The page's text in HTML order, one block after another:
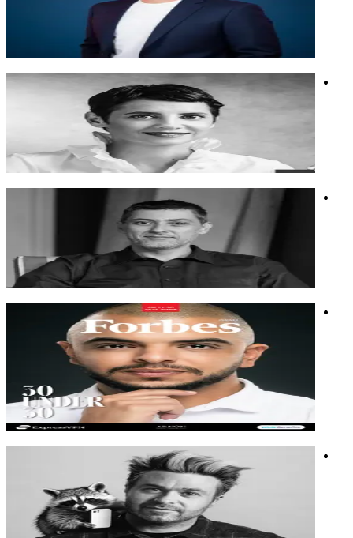
מחלקת שיווק של בן אדם אחד וצבא של סוכני בינה מלאכותית
אוטומציות
ענבל אריאלי
יזמת סדרתית ואשת טכנולוגיה. סופרת, מרצה ומשקיעה.
יזמת סדרתית ואשת טכנולוגיה. סופרת, מרצה ומשקיעה.
יזמותחדשנות
נתי אהרונוביץ'
יזם, יועץ פיננסי ומוביל קהילות. מייסד נינג'ה פיננסית
יזם, יועץ פיננסי ומוביל קהילות. מייסד נינג'ה פיננסית
פיננסיםכסףהשקעות
מוחמד אלעיסאוי
מתכנת ואשף אלגוריתמים, מומחה בהנגשת עולם הבינה
המלאכותית לכולם, ופתרון בעיות מורכבות
מתכנת ואשף אלגוריתמים, מומחה בהנגשת עולם הבינה
המלאכותית לכולם, ופתרון בעיות מורכבות
בינה מלאכותיתחדשנות
רוקסטאר לשעבר, אמן בינה מלאכותית מוביל, במאי פרסומות,
מייסד קריאייטיב בפיקה.
רוקסטאר לשעבר, אמן בינה מלאכותית מוביל, במאי פרסומות,